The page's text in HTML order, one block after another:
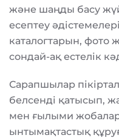
және шаңды басу
есептеу
каталогтарын, фото
сондай-ақ естелік
Сарапшылар
белсенді қатысып,
мен ғылыми
ынтымақтастық